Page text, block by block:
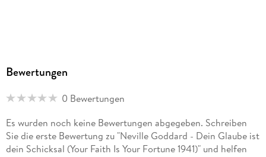
Bewertungen
0 Bewertungen
Es wurden noch keine Bewertungen abgegeben. Schreiben
Sie die erste Bewertung zu "Neville Goddard - Dein Glaube ist
dein Schicksal (Your Faith Is Your Fortune 1941)" und helfen